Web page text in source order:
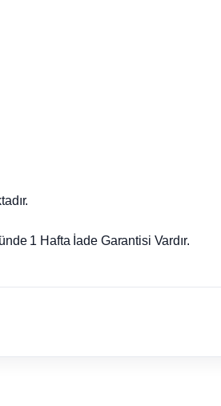
1 Hafta İade Garantisi Vardır.